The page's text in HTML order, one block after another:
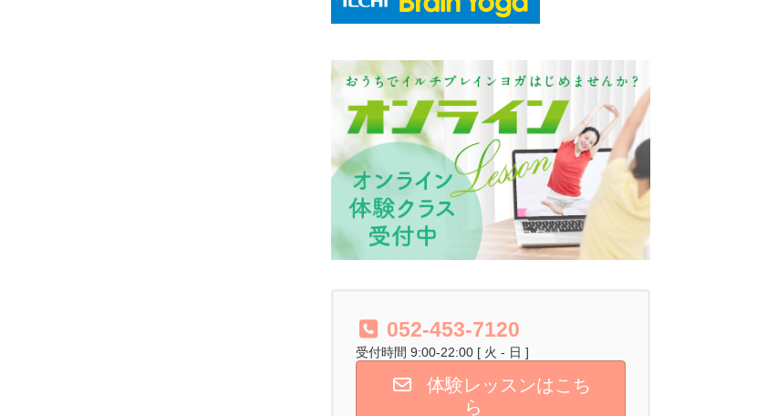
052-453-7120
受付時間 9:00-22:00 [ 火 - 日 ]
体験レッスンはこち
ら